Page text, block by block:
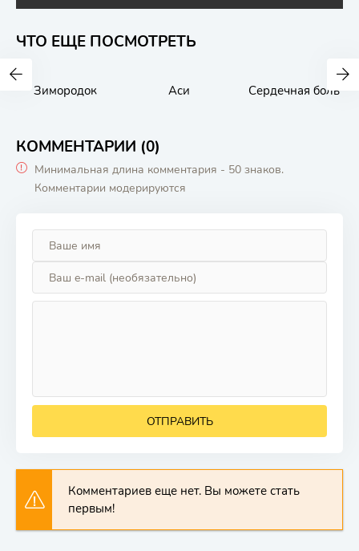
ЧТО ЕЩЕ ПОСМОТРЕТЬ
Зимородок Аси Сердечная боль
КОММЕНТАРИИ (0)
Минимальная длина комментария - 50 знаков.
Комментарии модерируются
ОТПРАВИТЬ
Комментариев еще нет. Вы можете стать
первым!